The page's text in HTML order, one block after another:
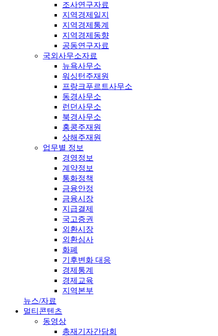
조사연구자료
지역경제일지
지역경제통계
지역경제동향
공동연구자료
국외사무소자료
뉴욕사무소
워싱턴주재원
프랑크푸르트사무소
동경사무소
런던사무소
북경사무소
홍콩주재원
상해주재원
업무별 정보
경영정보
계약정보
통화정책
금융안정
금융시장
지급결제
국고증권
외환시장
외환심사
화폐
기후변화 대응
경제통계
경제교육
지역본부
뉴스/자료
멀티콘텐츠
동영상
총재기자간담회